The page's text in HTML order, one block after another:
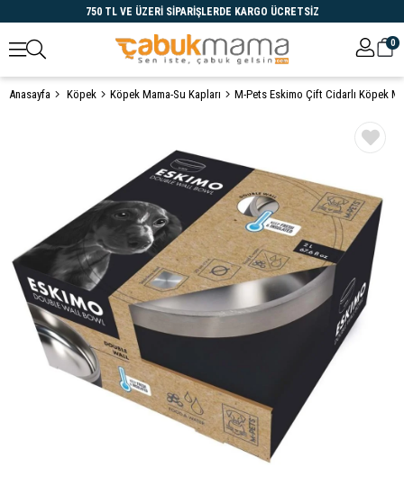
750 TL VE ÜZERİ SİPARİŞLERDE KARGO ÜCRETSİZ
0
Anasayfa Köpek Köpek Mama-Su Kapları M-Pets Eskimo Çift Cidarlı Köpek
Öne Çıkanlar